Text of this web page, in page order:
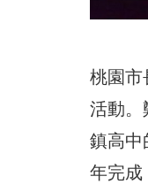
桃園市
活動。
鎮高中
年完成